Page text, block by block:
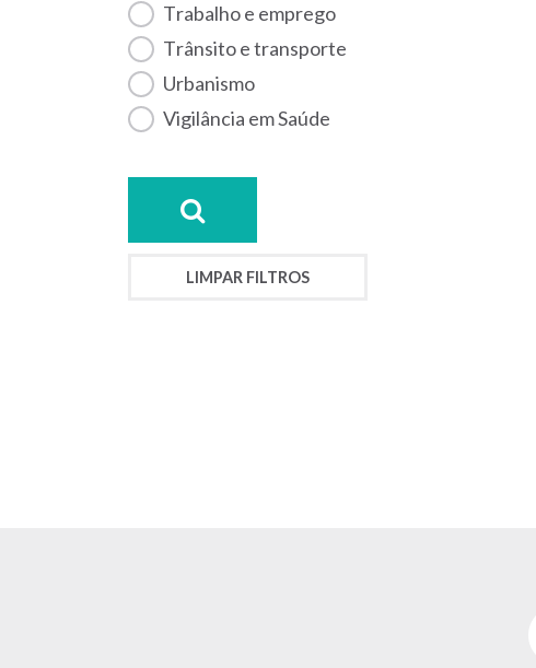
Trabalho e emprego
Trânsito e transporte
Urbanismo
Vigilância em Saúde
LIMPAR FILTROS